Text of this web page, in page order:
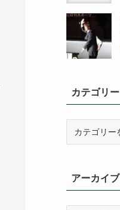
カテゴリー
ーアーカイブ